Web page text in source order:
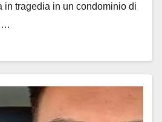
in tragedia in un condominio di